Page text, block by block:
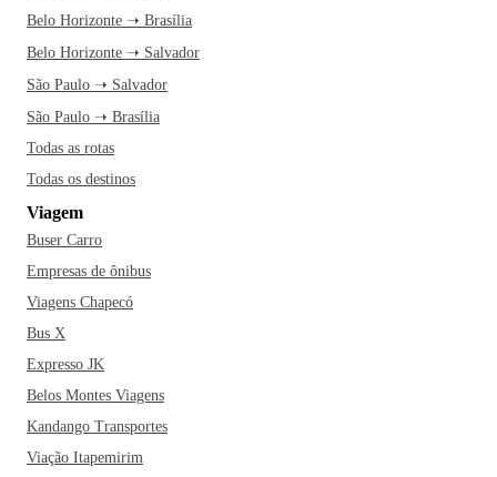
Belo Horizonte ➝ Brasília
Belo Horizonte ➝ Salvador
São Paulo ➝ Salvador
São Paulo ➝ Brasília
Todas as rotas
Todas os destinos
Viagem
Buser Carro
Empresas de ônibus
Viagens Chapecó
Bus X
Expresso JK
Belos Montes Viagens
Kandango Transportes
Viação Itapemirim